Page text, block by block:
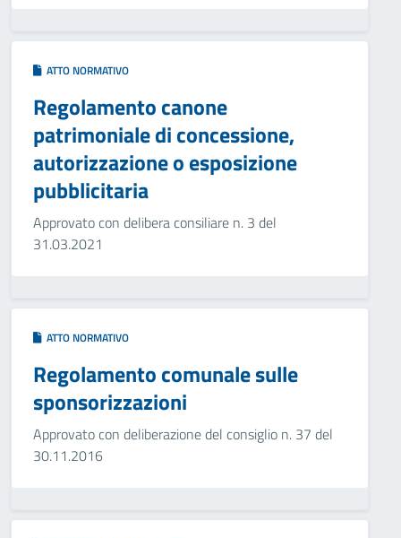
ATTO NORMATIVO
Regolamento canone
patrimoniale di concessione,
autorizzazione o esposizione
pubblicitaria
Approvato con delibera consiliare n. 3 del
31.03.2021
ATTO NORMATIVO
Regolamento comunale sulle
sponsorizzazioni
Approvato con deliberazione del consiglio n. 37 del
30.11.2016